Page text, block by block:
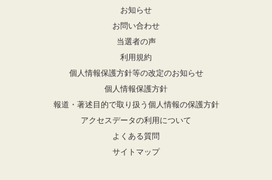
お知らせ
お問い合わせ
当選者の声
利用規約
個人情報保護方針等の改定のお知らせ
個人情報保護方針
報道・著述目的で取り扱う個人情報の保護方針
アクセスデータの利用について
よくある質問
サイトマップ